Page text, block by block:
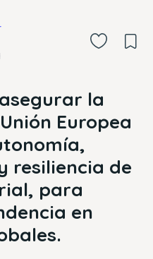
la
Europea
resiliencia de
para
en